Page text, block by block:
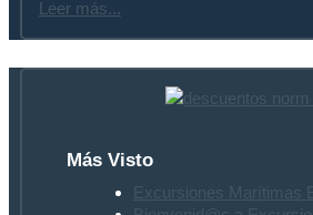
Leer más...
Más Visto
Excursiones Marítimas